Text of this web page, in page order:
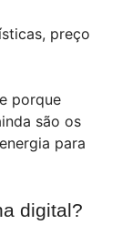
preço
porque
são os
para
digital?